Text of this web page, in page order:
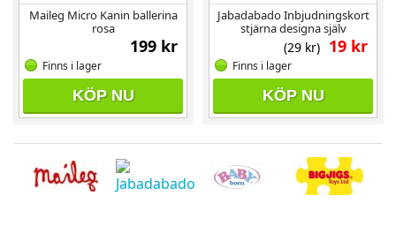
Maileg Micro Kanin ballerina
rosa
199 kr
Finns i lager
KÖP NU
Jabadabado Inbjudningskort
stjärna designa själv
19 kr
(29 kr)
Finns i lager
KÖP NU